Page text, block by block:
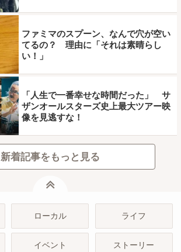
ファミマのスプーン、なんで穴が空い
てるの？ 理由に「それは素晴らし
い！」
「人生で一番幸せな時間だった」 サ
ザンオールスターズ史上最大ツアー映
像を見逃すな！
新着記事をもっと見る
ローカル ライフ
イベント ストーリー